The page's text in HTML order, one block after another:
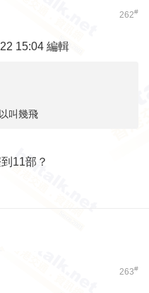
262#
15:04 編輯
叫幾飛
11部？
263#